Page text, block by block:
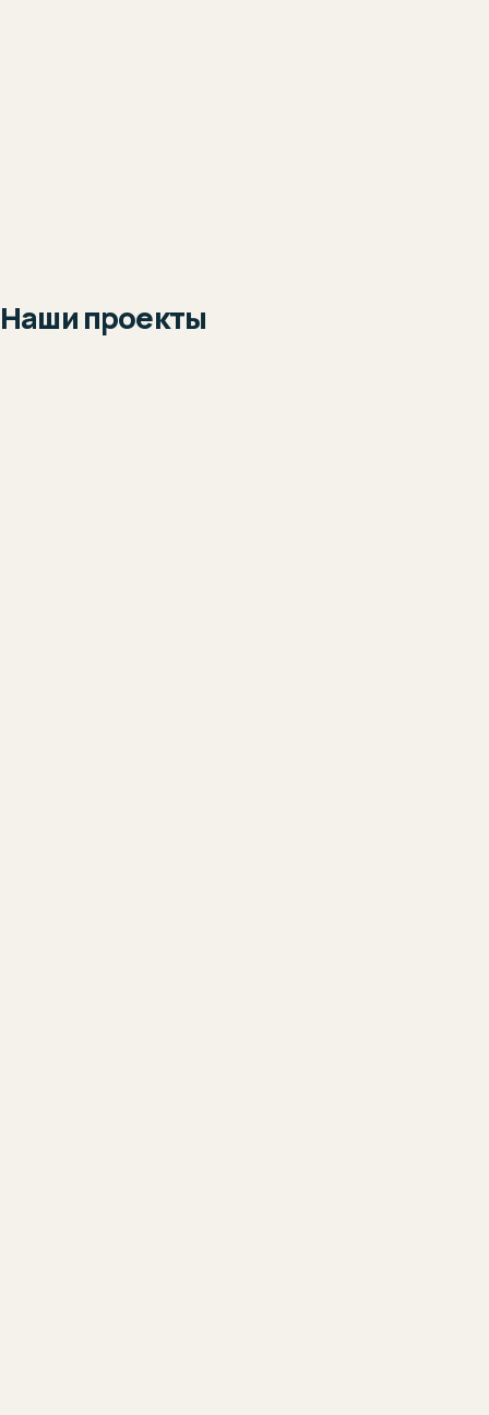
Наши проекты